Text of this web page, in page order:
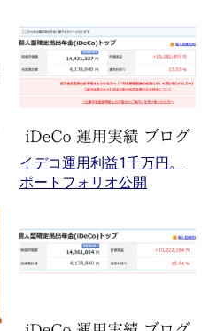
イデコ運用利益1千万円。
ポートフォリオ公開